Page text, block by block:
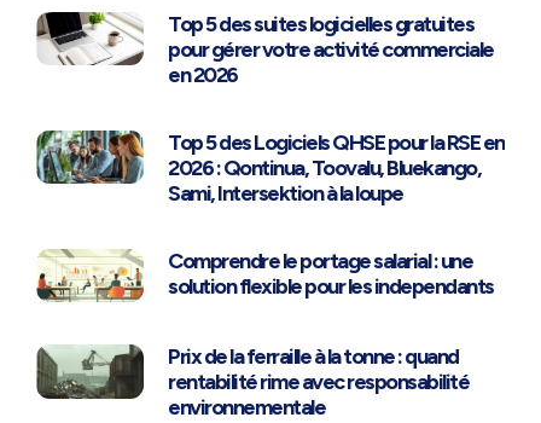
Top 5 des suites logicielles gratuites
pour gérer votre activité commerciale
en 2026
Top 5 des Logiciels QHSE pour la RSE en
2026 : Qontinua, Toovalu, Bluekango,
Sami, Intersektion à la loupe
Comprendre le portage salarial : une
solution flexible pour les independants
Prix de la ferraille à la tonne : quand
rentabilité rime avec responsabilité
environnementale